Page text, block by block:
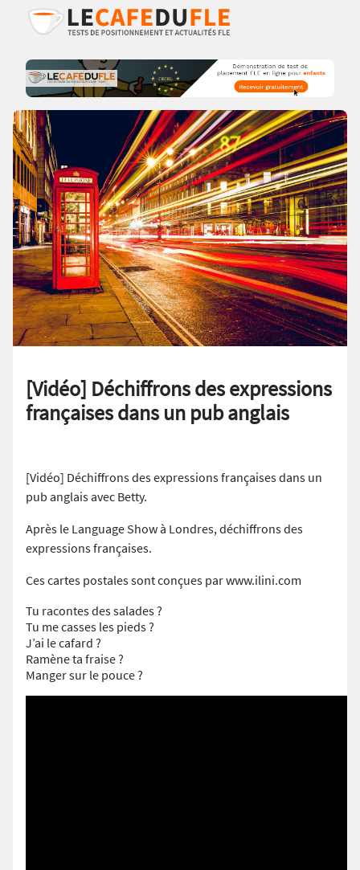
[Vidéo] Déchiffrons des expressions
françaises dans un pub anglais
[Vidéo] Déchiffrons des expressions françaises dans un
pub anglais avec Betty.
Après le Language Show à Londres, déchiffrons des
expressions françaises.
Ces cartes postales sont conçues par www.ilini.com
Tu racontes des salades ?
Tu me casses les pieds ?
J’ai le cafard ?
Ramène ta fraise ?
Manger sur le pouce ?